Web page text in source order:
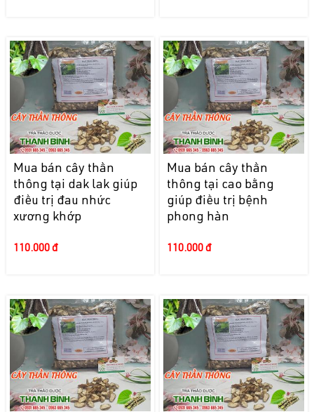
Mua bán cây thần
thông tại dak lak giúp
điều trị đau nhức
xương khớp
110.000 đ
Mua bán cây thần
thông tại cao bằng
giúp điều trị bệnh
phong hàn
110.000 đ